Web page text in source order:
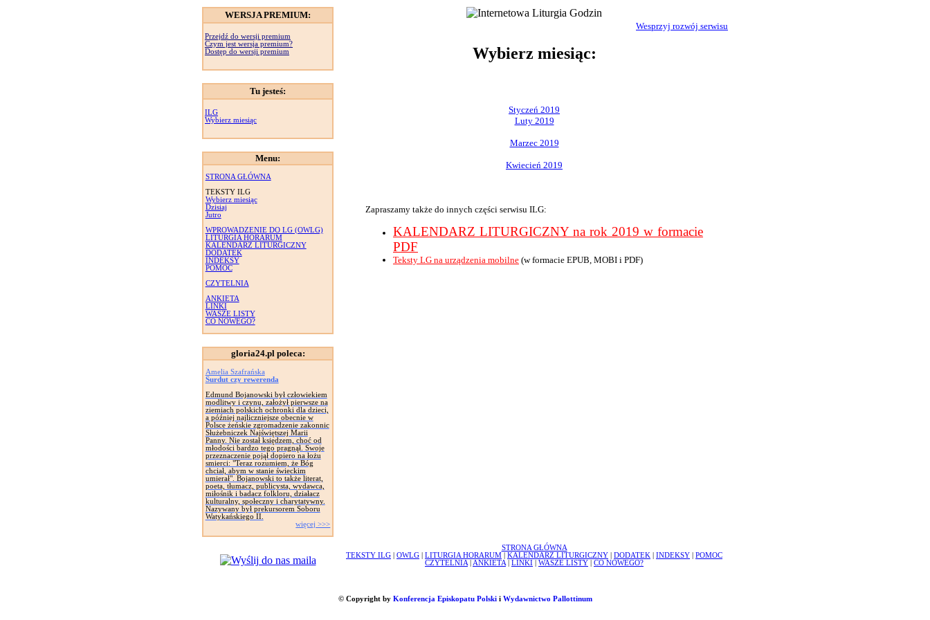
WERSJA PREMIUM:
Przejdź do wersji premium
Czym jest wersja premium?
Dostęp do wersji premium
Tu jesteś:
ILG
Wybierz miesiąc
Menu:
STRONA GŁÓWNA
TEKSTY ILG
Wybierz miesiąc
Dzisiaj
Jutro
WPROWADZENIE DO LG (OWLG)
LITURGIA HORARUM
KALENDARZ LITURGICZNY
DODATEK
INDEKSY
POMOC
CZYTELNIA
ANKIETA
LINKI
WASZE LISTY
CO NOWEGO?
gloria24.pl poleca:
Amelia Szafrańska
Surdut czy rewerenda
Edmund Bojanowski był człowiekiem
modlitwy i czynu, założył pierwsze na
ziemiach polskich ochronki dla dzieci,
a później najliczniejsze obecnie w
Polsce żeńskie zgromadzenie zakonnic
Służebniczek Najświętszej Marii
Panny. Nie został księdzem, choć od
młodości bardzo tego pragnął. Swoje
przeznaczenie pojął dopiero na łożu
smierci: "Teraz rozumiem, że Bóg
chciał, abym w stanie świeckim
umierał". Bojanowski to także literat,
poeta, tłumacz, publicysta, wydawca,
miłośnik i badacz folkloru, działacz
kulturalny, społeczny i charytatywny.
Nazywany był prekursorem Soboru
Watykańskiego II.
więcej >>>
Wesprzyj rozwój serwisu
Wybierz miesiąc:
Styczeń 2019
Luty 2019
Marzec 2019
Kwiecień 2019
Zapraszamy także do innych części serwisu ILG:
KALENDARZ LITURGICZNY na rok 2019 w formacie
PDF
Teksty LG na urządzenia mobilne (w formacie EPUB, MOBI i PDF)
STRONA GŁÓWNA
TEKSTY ILG
OWLG LITURGIA HORARUM KALENDARZ LITURGICZNY DODATEK INDEKSY
POMOC
CZYTELNIA
ANKIETA LINKI WASZE LISTY CO NOWEGO?
© Copyright by Konferencja Episkopatu Polskii Wydawnictwo Pallottinum